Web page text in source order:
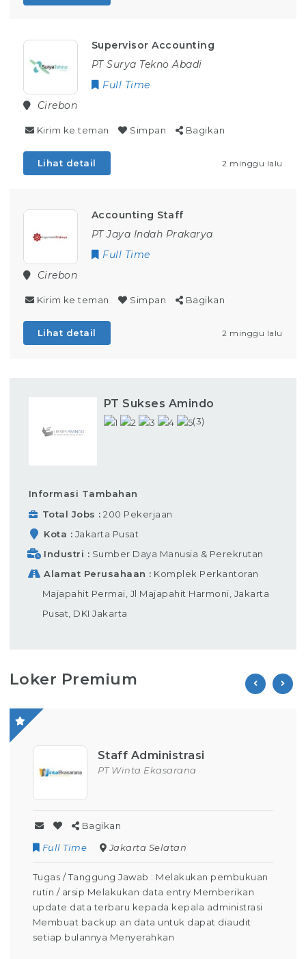
Supervisor Accounting
PT Surya Tekno Abadi
Full Time
Cirebon
Kirim ke teman Simpan Bagikan
Lihat detail 2 minggu lalu
Accounting Staff
PT Jaya Indah Prakarya
Full Time
Cirebon
Kirim ke teman Simpan Bagikan
Lihat detail 2 minggu lalu
PT Sukses Amindo
(3)
Informasi Tambahan
Total Jobs
200 Pekerjaan
Kota
Jakarta Pusat
Industri
Sumber Daya Manusia & Perekrutan
Alamat Perusahaan
Komplek Perkantoran
Majapahit Permai, Jl Majapahit Harmoni, Jakarta
Pusat, DKI Jakarta
Loker Premium
Staff Administrasi
PT Winta Ekasarana
Bagikan
Full Time
Jakarta Selatan
Tugas / Tanggung Jawab : Melakukan pembukuan
rutin / arsip Melakukan data entry Memberikan
update data terbaru kepada kepala administrasi
Membuat backup an data untuk dapat diaudit
setiap bulannya Menyerahkan